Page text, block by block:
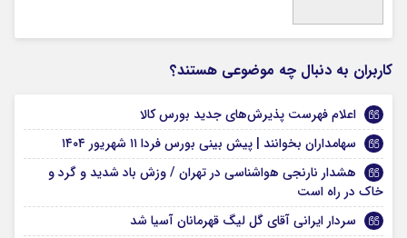
کاربران به دنبال چه موضوعی هستند؟
اعلام فهرست پذیرش‌های جدید بورس کالا
سهامداران بخوانند | پیش بینی بورس فردا ۱۱ شهریور ۱۴۰۴
هشدار نارنجی هواشناسی در تهران / وزش باد شدید و گرد و
خاک در راه است
سردار ایرانی آقای گل لیگ قهرمانان آسیا شد